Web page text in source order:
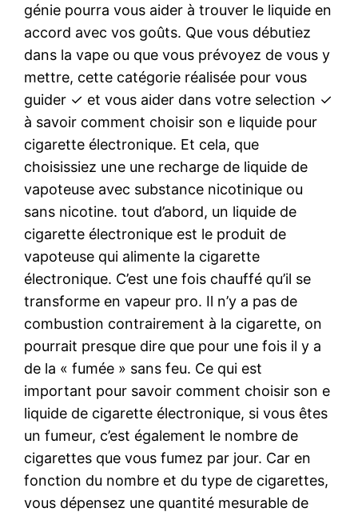
génie pourra vous aider à trouver le liquide en
accord avec vos goûts. Que vous débutiez
dans la vape ou que vous prévoyez de vous y
mettre, cette catégorie réalisée pour vous
guider ✓ et vous aider dans votre selection ✓
à savoir comment choisir son e liquide pour
cigarette électronique. Et cela, que
choisissiez une une recharge de liquide de
vapoteuse avec substance nicotinique ou
sans nicotine. tout d’abord, un liquide de
cigarette électronique est le produit de
vapoteuse qui alimente la cigarette
électronique. C’est une fois chauffé qu’il se
transforme en vapeur pro. Il n’y a pas de
combustion contrairement à la cigarette, on
pourrait presque dire que pour une fois il y a
de la « fumée » sans feu. Ce qui est
important pour savoir comment choisir son e
liquide de cigarette électronique, si vous êtes
un fumeur, c’est également le nombre de
cigarettes que vous fumez par jour. Car en
fonction du nombre et du type de cigarettes,
vous dépensez une quantité mesurable de